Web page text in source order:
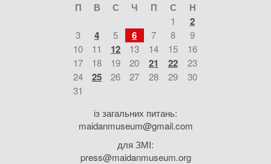
П В С Ч П С Н
1 2
3 4 5 6 7 8
9
10
11 12 13 14 15
16
17
18 19 20 21 22
23
24
25 26 27 28 29
30
31
із загальних питань:
maidanmuseum@gmail.com
для ЗМІ:
press@maidanmuseum.org